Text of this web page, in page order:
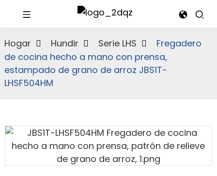
Hogar Hundir Serie LHS
Fregadero
de cocina hecho a mano con prensa,
estampado de grano de arroz JBS1T-
LHSF504HM